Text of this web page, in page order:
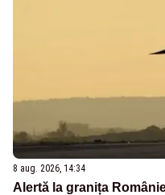
8 aug. 2026, 14:34
Alertă la granița